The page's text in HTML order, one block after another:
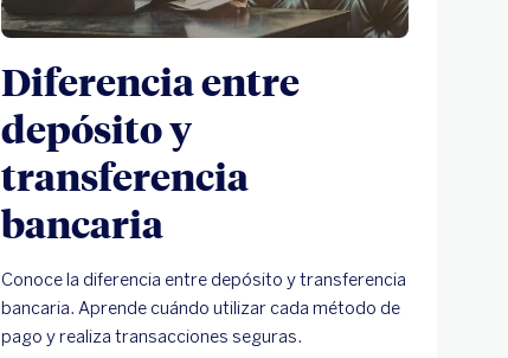
Diferencia entre
depósito y
transferencia
bancaria
Conoce la diferencia entre depósito y transferencia
bancaria. Aprende cuándo utilizar cada método de
pago y realiza transacciones seguras.